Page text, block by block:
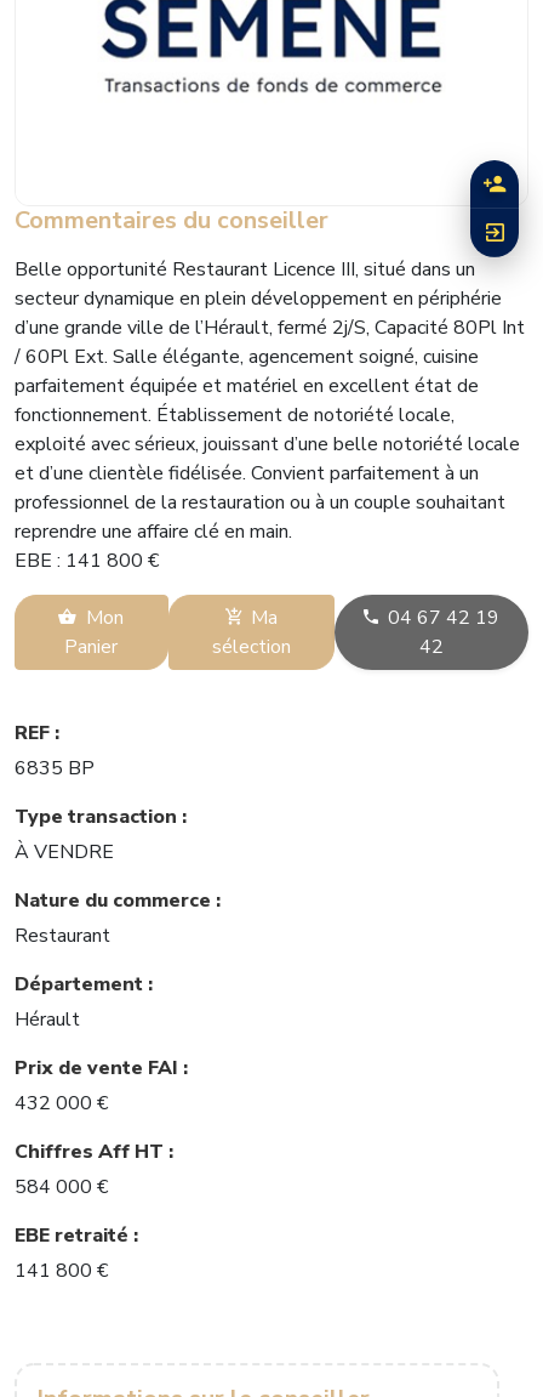
Commentaires du conseiller
Belle opportunité Restaurant Licence III, situé dans un
secteur dynamique en plein développement en périphérie
d’une grande ville de l’Hérault, fermé 2j/S, Capacité 80Pl Int
/ 60Pl Ext. Salle élégante, agencement soigné, cuisine
parfaitement équipée et matériel en excellent état de
fonctionnement. Établissement de notoriété locale,
exploité avec sérieux, jouissant d’une belle notoriété locale
et d’une clientèle fidélisée. Convient parfaitement à un
professionnel de la restauration ou à un couple souhaitant
reprendre une affaire clé en main.
EBE : 141 800 €
Mon
Panier
Ma
sélection
04 67 42 19
42
REF :
6835 BP
Type transaction :
À VENDRE
Nature du commerce :
Restaurant
Département :
Hérault
Prix de vente FAI :
432 000 €
Chiffres Aff HT :
584 000 €
EBE retraité :
141 800 €